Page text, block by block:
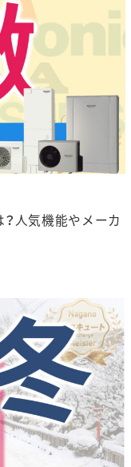
人気機能やメーカ